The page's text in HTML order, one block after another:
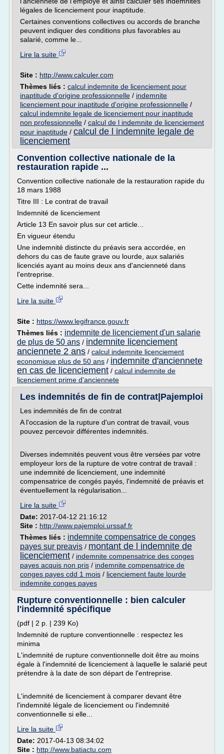
légales de licenciement pour inaptitude.
Certaines conventions collectives ou accords de branche
peuvent indiquer des conditions plus favorables au
salarié, comme le...
Lire la suite
Site : http://www.calculer.com
Thèmes liés : calcul indemnite de licenciement pour
inaptitude d'origine professionnelle / indemnite
licenciement pour inaptitude d'origine professionnelle /
calcul indemnite legale de licenciement pour inaptitude
non professionnelle / calcul de l indemnite de licenciement
pour inaptitude / calcul de l indemnite legale de
licenciement
Convention collective nationale de la
restauration rapide ...
Convention collective nationale de la restauration rapide du
18 mars 1988
Titre III : Le contrat de travail
Indemnité de licenciement
Article 13 En savoir plus sur cet article...
En vigueur étendu
Une indemnité distincte du préavis sera accordée, en
dehors du cas de faute grave ou lourde, aux salariés
licenciés ayant au moins deux ans d'ancienneté dans
l'entreprise.
Cette indemnité sera...
Lire la suite
Site : https://www.legifrance.gouv.fr
Thèmes liés : indemnite de licenciement d'un salarie
de plus de 50 ans / indemnite licenciement
anciennete 2 ans / calcul indemnite licenciement
economique plus de 50 ans / indemnite d'anciennete
en cas de licenciement / calcul indemnite de
licenciement prime d'anciennete
Les indemnités de fin de contrat|Pajemploi
Les indemnités de fin de contrat
A l'occasion de la rupture d'un contrat de travail, vous
pouvez percevoir différentes indemnités.
Diverses indemnités peuvent vous être versées par votre
employeur lors de la rupture de votre contrat de travail :
une indemnité de licenciement, une indemnité
compensatrice de congés payés, l'indemnité de préavis et
éventuellement la régularisation...
Lire la suite
Date: 2017-04-12 21:16:12
Site : http://www.pajemploi.urssaf.fr
Thèmes liés : indemnite compensatrice de conges
payes sur preavis / montant de l indemnite de
licenciement / indemnite compensatrice des conges
payes acquis non pris / indemnite compensatrice de
conges payes cdd 1 mois / licenciement faute lourde
indemnite conges payes
Rupture conventionnelle : bien calculer
l'indemnité spécifique
(pdf | 2 p. | 239 Ko)
Indemnité de rupture conventionnelle : respectez les
minima
L'indemnité de rupture conventionnelle doit être au moins
égale à l'indemnité de licenciement à laquelle le salarié peut
prétendre à la date de son départ de l'entreprise.
L'indemnité de licenciement à comparer devant être
l'indemnité légale de licenciement ou l'indemnité
conventionnelle si elle...
Lire la suite
Date: 2017-04-13 08:34:02
Site : http://www.batiactu.com